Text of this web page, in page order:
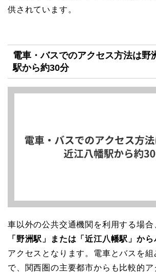
供されています。
電車・バスでのアクセス方法は野
駅から約30分
車以外の公共交通機関を利用する場合
「野洲駅」または「近江八幡駅」か
アクセスとなります。電車とバスを組
で、関西圏の主要都市からも比較的ア